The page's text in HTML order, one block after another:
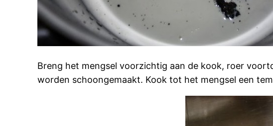
Breng het mengsel voorzichtig aan de kook, roer
worden schoongemaakt. Kook tot het mengsel een